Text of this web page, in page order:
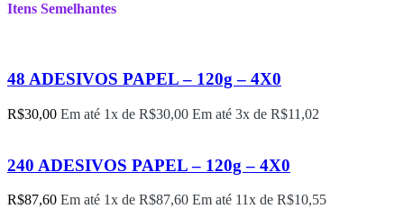
Itens Semelhantes
48 ADESIVOS PAPEL – 120g – 4X0
R$30,00 Em até 1x de R$30,00 Em até 3x de R$11,02
240 ADESIVOS PAPEL – 120g – 4X0
R$87,60 Em até 1x de R$87,60 Em até 11x de R$10,55